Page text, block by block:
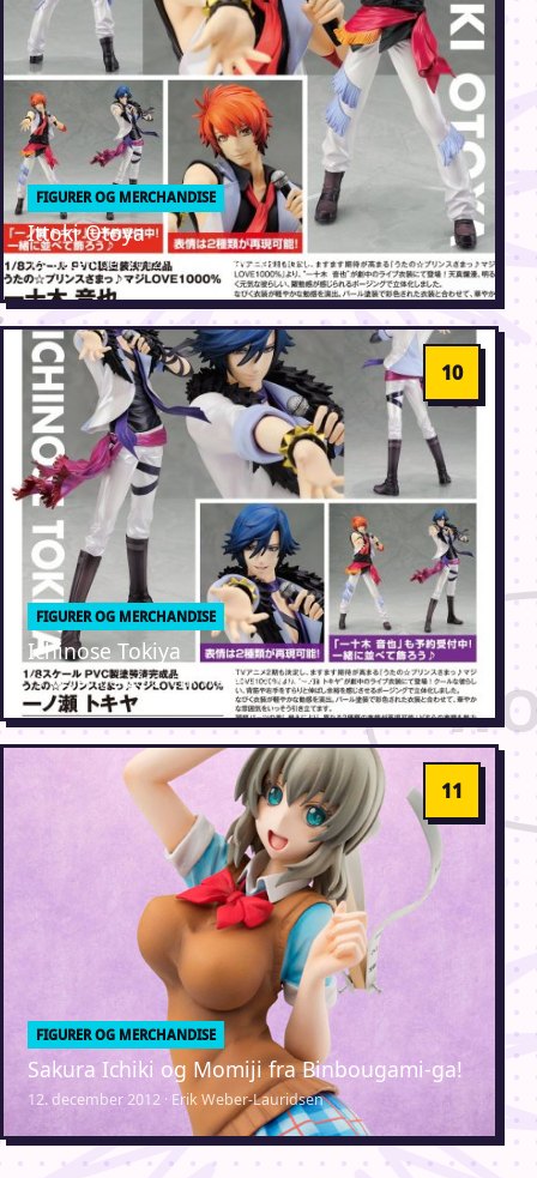
FIGURER OG MERCHANDISE
Ittoki Otoya
13. december 2012 · Erik Weber-Lauridsen
FIGURER OG MERCHANDISE
Ichinose Tokiya
13. december 2012 · Erik Weber-Lauridsen
FIGURER OG MERCHANDISE
Sakura Ichiki og Momiji fra Binbougami-ga!
12. december 2012 · Erik Weber-Lauridsen